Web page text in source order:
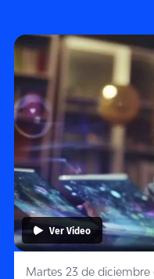
Ver Video
Martes 23 de diciembre